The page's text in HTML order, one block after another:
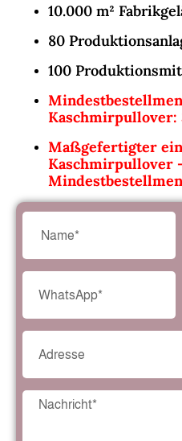
10.000 m²
80
100
Kaschmirpullover:
Maßgefertigter
Kaschmirpullover